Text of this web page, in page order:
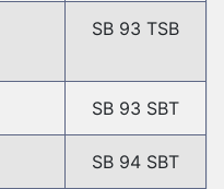
SB 93 TSB
SB 93 SBT
SB 94 SBT